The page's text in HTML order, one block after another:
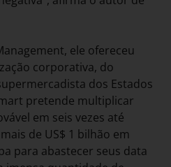
ele ofereceu
corporativa, do
dos Estados
pretende multiplicar
em seis vezes até
de US$ 1 bilhão em
para abastecer seus data